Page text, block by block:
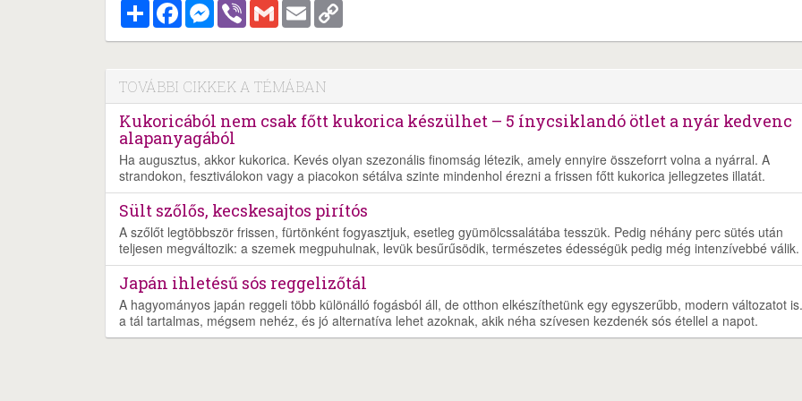
MegosztásFacebookMessenger
Viber Gmail Email
TOVÁBBI CIKKEK A TÉMÁBAN
Kukoricából nem csak főtt kukorica készülhet – 5 ínycsiklandó ötlet a nyár kedvenc
alapanyagából
Ha augusztus, akkor kukorica. Kevés olyan szezonális finomság létezik, amely ennyire összeforrt volna a nyárral. A
strandokon, fesztiválokon vagy a piacokon sétálva szinte mindenhol érezni a frissen főtt kukorica jellegzetes illatát.
Sült szőlős, kecskesajtos pirítós
A szőlőt legtöbbször frissen, fürtönként fogyasztjuk, esetleg gyümölcssalátába tesszük. Pedig néhány perc sütés után
teljesen megváltozik: a szemek megpuhulnak, levük besűrűsödik, természetes édességük pedig még intenzívebbé válik.
Japán ihletésű sós reggelizőtál
A hagyományos japán reggeli több különálló fogásból áll, de otthon elkészíthetünk egy egyszerűbb, modern változatot
a tál tartalmas, mégsem nehéz, és jó alternatíva lehet azoknak, akik néha szívesen kezdenék sós étellel a napot.